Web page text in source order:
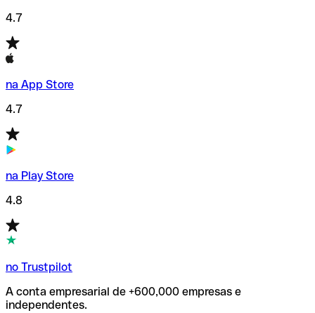
4.7
na App Store
4.7
na Play Store
4.8
no Trustpilot
A conta empresarial de +600,000 empresas e
independentes.